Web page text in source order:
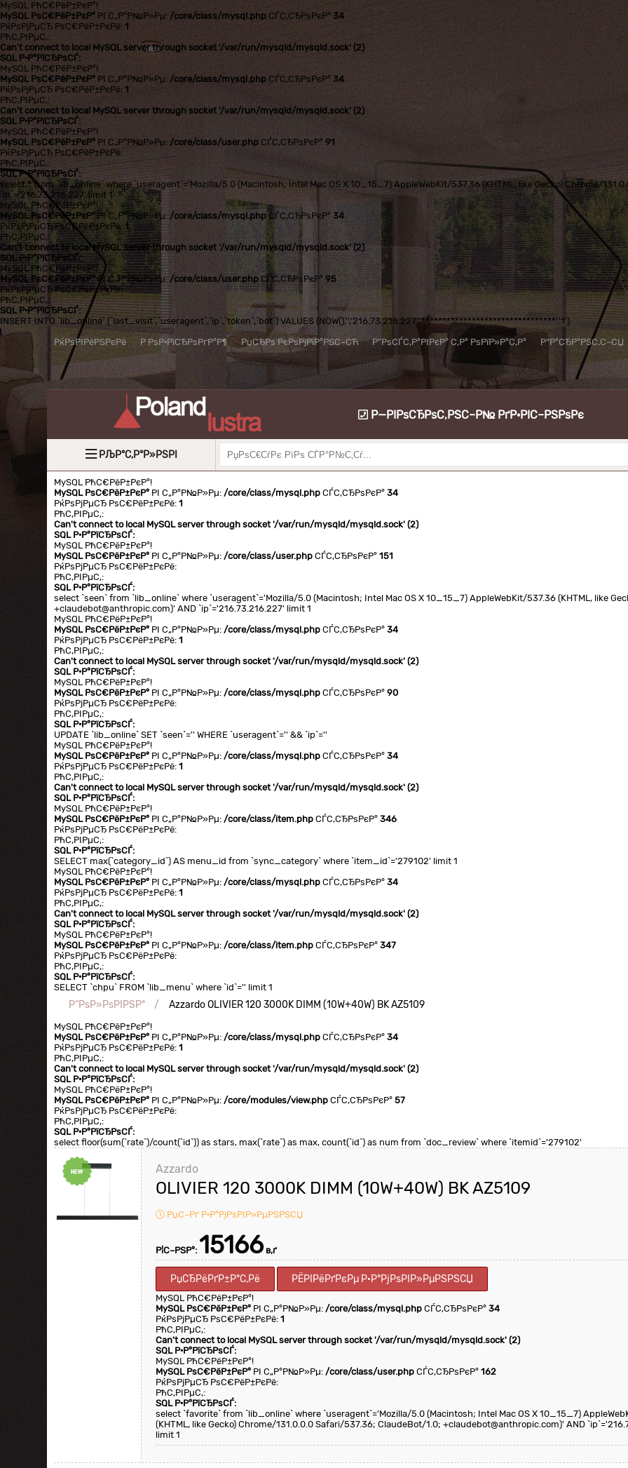
MySQL РћС€РёР±РєР°!
MySQL РѕС€РёР±РєР° РІ С„Р°Р№Р»Рµ: /core/class/mysql.php СЃС‚СЂРѕРєР° 34
РќРѕРјРµСЂ РѕС€РёР±РєРё: 1
РћС‚РІРµС‚:
Can't connect to local MySQL server through socket '/var/run/mysqld/mysqld.sock' (2)
SQL Р·Р°РїСЂРѕСЃ:
MySQL РћС€РёР±РєР°!
MySQL РѕС€РёР±РєР° РІ С„Р°Р№Р»Рµ: /core/class/mysql.php СЃС‚СЂРѕРєР° 34
РќРѕРјРµСЂ РѕС€РёР±РєРё: 1
РћС‚РІРµС‚:
Can't connect to local MySQL server through socket '/var/run/mysqld/mysqld.sock' (2)
SQL Р·Р°РїСЂРѕСЃ:
MySQL РћС€РёР±РєР°!
MySQL РѕС€РёР±РєР° РІ С„Р°Р№Р»Рµ: /core/class/user.php СЃС‚СЂРѕРєР° 91
РќРѕРјРµСЂ РѕС€РёР±РєРё:
РћС‚РІРµС‚:
SQL Р·Р°РїСЂРѕСЃ:
select * from `lib_online` where `useragent`='Mozilla/5.0 (Macintosh; Intel Mac OS X 10_15_7) AppleWebKit/537.36 (KHTML, like Gecko) Chrome/
`ip`='216.73.216.227' limit 1
MySQL РћС€РёР±РєР°!
MySQL РѕС€РёР±РєР° РІ С„Р°Р№Р»Рµ:/core/class/mysql.php СЃС‚СЂРѕРєР° 34
РќРѕРјРµСЂ РѕС€РёР±РєРё: 1
РћС‚РІРµС‚:
Can't connect to local MySQL server through socket '/var/run/mysqld/mysqld.sock' (2)
SQL Р·Р°РїСЂРѕСЃ:
MySQL РћС€РёР±РєР°!
MySQL РѕС€РёР±РєР°РІ С„Р°Р№Р»Рµ:/core/class/user.phpСЃС‚СЂРѕРєР° 95
РќРѕРјРµСЂ РѕС€РёР±РєРё:
РћС‚РІРµС‚:
SQL Р·Р°РїСЂРѕСЃ:
INSERT INTO `lib_online` (`last_visit`,`useragent`,`ip`,`token`,`bot`) VALUES (NOW(),'','216.73.216.227','********************************','1')
РќРѕРІРёРЅРєРё
Р РѕР·РїСЂРѕРґР°Р¶ РџСЂРѕ РєРѕРјРїР°РЅС–СЋ Р”РѕСЃС‚Р°РІРєР° С‚Р° РѕРїР»Р°С‚Р° Р“Р°СЂР°РЅС‚С–СЏ
Р—РІРѕСЂРѕС‚РЅС–Р№ РґР·РІС–РЅРѕРє
РЉР°С‚Р°Р»РЅРІ
MySQL РћС€РёР±РєР°!
MySQL РѕС€РёР±РєР° РІ С„Р°Р№Р»Рµ:/core/class/mysql.php СЃС‚СЂРѕРєР°34
РќРѕРјРµСЂ РѕС€РёР±РєРё:1
РћС‚РІРµС‚:
Can't connect to local MySQL server through socket '/var/run/mysqld/mysqld.sock' (2)
SQL Р·Р°РїСЂРѕСЃ:
MySQL РћС€РёР±РєР°!
MySQL РѕС€РёР±РєР° РІ С„Р°Р№Р»Рµ:/core/class/user.php СЃС‚СЂРѕРєР°151
РќРѕРјРµСЂ РѕС€РёР±РєРё:
РћС‚РІРµС‚:
SQL Р·Р°РїСЂРѕСЃ:
select `seen` from `lib_online` where `useragent`='Mozilla/5.0 (Macintosh; Intel Mac OS X 10_15_7) AppleWebKit/537.36 (KHTML, like
+claudebot@anthropic.com)' AND `ip`='216.73.216.227' limit 1
MySQL РћС€РёР±РєР°!
MySQL РѕС€РёР±РєР° РІ С„Р°Р№Р»Рµ:/core/class/mysql.php СЃС‚СЂРѕРєР°34
РќРѕРјРµСЂ РѕС€РёР±РєРё:1
РћС‚РІРµС‚:
Can't connect to local MySQL server through socket '/var/run/mysqld/mysqld.sock' (2)
SQL Р·Р°РїСЂРѕСЃ:
MySQL РћС€РёР±РєР°!
MySQL РѕС€РёР±РєР° РІ С„Р°Р№Р»Рµ:/core/class/mysql.php СЃС‚СЂРѕРєР°90
РќРѕРјРµСЂ РѕС€РёР±РєРё:
РћС‚РІРµС‚:
SQL Р·Р°РїСЂРѕСЃ:
UPDATE `lib_online` SET `seen`='' WHERE `useragent`='' && `ip`=''
MySQL РћС€РёР±РєР°!
MySQL РѕС€РёР±РєР° РІ С„Р°Р№Р»Рµ:/core/class/mysql.php СЃС‚СЂРѕРєР°34
РќРѕРјРµСЂ РѕС€РёР±РєРё:1
РћС‚РІРµС‚:
Can't connect to local MySQL server through socket '/var/run/mysqld/mysqld.sock' (2)
SQL Р·Р°РїСЂРѕСЃ:
MySQL РћС€РёР±РєР°!
MySQL РѕС€РёР±РєР° РІ С„Р°Р№Р»Рµ:/core/class/item.php СЃС‚СЂРѕРєР°346
РќРѕРјРµСЂ РѕС€РёР±РєРё:
РћС‚РІРµС‚:
SQL Р·Р°РїСЂРѕСЃ:
SELECT max(`category_id`) AS menu_id from `sync_category` where `item_id`='279102' limit 1
MySQL РћС€РёР±РєР°!
MySQL РѕС€РёР±РєР° РІ С„Р°Р№Р»Рµ:/core/class/mysql.php СЃС‚СЂРѕРєР°34
РќРѕРјРµСЂ РѕС€РёР±РєРё:1
РћС‚РІРµС‚:
Can't connect to local MySQL server through socket '/var/run/mysqld/mysqld.sock' (2)
SQL Р·Р°РїСЂРѕСЃ:
MySQL РћС€РёР±РєР°!
MySQL РѕС€РёР±РєР° РІ С„Р°Р№Р»Рµ:/core/class/item.php СЃС‚СЂРѕРєР°347
РќРѕРјРµСЂ РѕС€РёР±РєРё:
РћС‚РІРµС‚:
SQL Р·Р°РїСЂРѕСЃ:
SELECT `chpu` FROM `lib_menu` where `id`='' limit 1
Р“РѕР»РѕРІРЅР° Azzardo OLIVIER 120 3000K DIMM (10W+40W) BK AZ5109
MySQL РћС€РёР±РєР°!
MySQL РѕС€РёР±РєР° РІ С„Р°Р№Р»Рµ:/core/class/mysql.php СЃС‚СЂРѕРєР°34
РќРѕРјРµСЂ РѕС€РёР±РєРё:1
РћС‚РІРµС‚:
Can't connect to local MySQL server through socket '/var/run/mysqld/mysqld.sock' (2)
SQL Р·Р°РїСЂРѕСЃ:
MySQL РћС€РёР±РєР°!
MySQL РѕС€РёР±РєР° РІ С„Р°Р№Р»Рµ:/core/modules/view.php СЃС‚СЂРѕРєР°57
РќРѕРјРµСЂ РѕС€РёР±РєРё:
РћС‚РІРµС‚:
SQL Р·Р°РїСЂРѕСЃ:
select floor(sum(`rate`)/count(`id`)) as stars, max(`rate`) as max, count(`id`) as num from `doc_review` where `itemid`='279102'
Azzardo
OLIVIER 120 3000K DIMM (10W+40W) BK AZ5109
РџС–Рґ Р·Р°РјРѕРІР»РµРЅРЅСЏ
Р¦С–РЅР°: 15166в‚ґ
РџСЂРёРґР±Р°С‚Рё РЁРІРёРґРєРµ Р·Р°РјРѕРІР»РµРЅРЅСЏ
MySQL РћС€РёР±РєР°!
MySQL РѕС€РёР±РєР° РІ С„Р°Р№Р»Рµ:/core/class/mysql.php СЃС‚СЂРѕРєР°34
РќРѕРјРµСЂ РѕС€РёР±РєРё:1
РћС‚РІРµС‚:
Can't connect to local MySQL server through socket '/var/run/mysqld/mysqld.sock' (2)
SQL Р·Р°РїСЂРѕСЃ:
MySQL РћС€РёР±РєР°!
MySQL РѕС€РёР±РєР° РІ С„Р°Р№Р»Рµ:/core/class/user.php СЃС‚СЂРѕРєР°162
РќРѕРјРµСЂ РѕС€РёР±РєРё:
РћС‚РІРµС‚:
SQL Р·Р°РїСЂРѕСЃ:
select `favorite` from `lib_online` where `useragent`='Mozilla/5.0 (Macintosh; Intel Mac OS X 10_15_7)
(KHTML, like Gecko) Chrome/131.0.0.0 Safari/537.36; ClaudeBot/1.0; +claudebot@anthropic.com)' AND
limit 1